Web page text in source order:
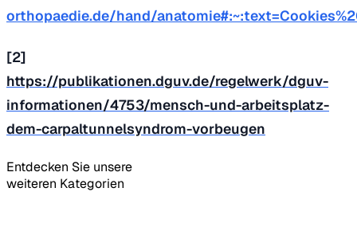
orthopaedie.de/hand/
[2]
https://publikationen.dguv.de/regelwerk/dguv-
informationen/4753/mensch-und-arbeitsplatz-
dem-carpaltunnelsyndrom-vorbeugen
Entdecken Sie unsere
weiteren Kategorien